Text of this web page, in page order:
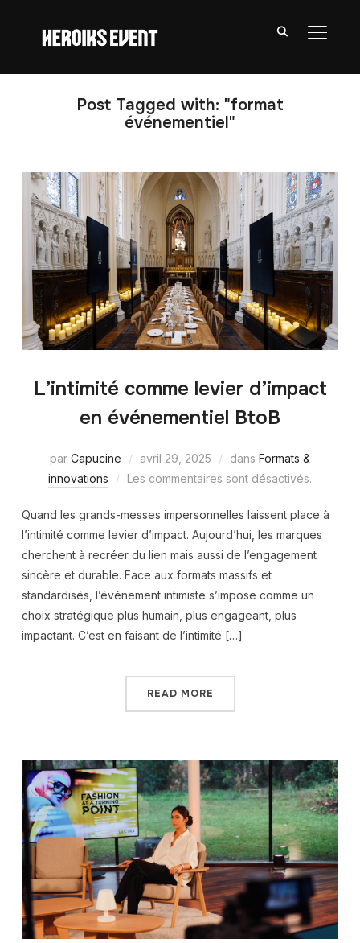
Post Tagged with: "format
événementiel"
L’intimité comme levier d’impact
en événementiel BtoB
par Capucine avril 29, 2025 dans Formats &
innovations
Les commentaires sont désactivés.
Quand les grands-messes impersonnelles laissent place à
l’intimité comme levier d’impact. Aujourd’hui, les marques
cherchent à recréer du lien mais aussi de l’engagement
sincère et durable. Face aux formats massifs et
standardisés, l’événement intimiste s’impose comme un
choix stratégique plus humain, plus engageant, plus
impactant. C’est en faisant de l’intimité […]
READ MORE